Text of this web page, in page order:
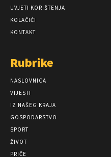
UVJETI KORIŠTENJA
KOLAČIĆI
KONTAKT
Rubrike
NASLOVNICA
VIJESTI
IZ NAŠEG KRAJA
GOSPODARSTVO
SPORT
ŽIVOT
PRIČE